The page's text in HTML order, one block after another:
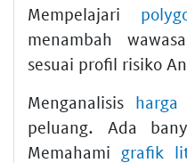
Mempelajari
menambah
sesuai profil risiko
Menganalisis
peluang. Ada
Memahami grafik